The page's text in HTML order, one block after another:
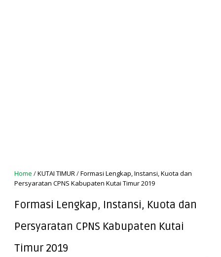
Home /KUTAI TIMUR/Formasi Lengkap, Instansi, Kuota dan
Persyaratan CPNS Kabupaten Kutai Timur 2019
Formasi Lengkap, Instansi, Kuota dan
Persyaratan CPNS Kabupaten Kutai
Timur 2019